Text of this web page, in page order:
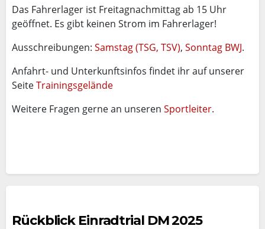
Das Fahrerlager ist Freitagnachmittag ab 15 Uhr
geöffnet. Es gibt keinen Strom im Fahrerlager!
Ausschreibungen: Samstag (TSG, TSV), Sonntag BWJ.
Anfahrt- und Unterkunftsinfos findet ihr auf unserer
SeiteTrainingsgelände
Weitere Fragen gerne an unseren Sportleiter.
Rückblick Einradtrial DM 2025